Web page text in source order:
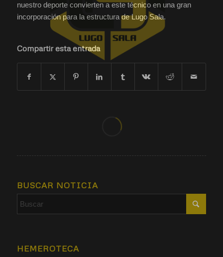
nuestro deporte convierten a este técnico en una gran
incorporación para la estructura de Lugo Sala.
Compartir esta entrada
BUSCAR NOTICIA
HEMEROTECA